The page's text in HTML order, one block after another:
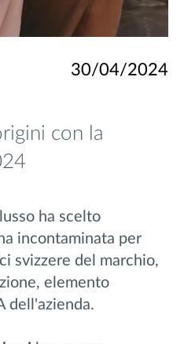
30/04/2024
con la
ha scelto
incontaminata per
svizzere del marchio,
elemento
dell'azienda.